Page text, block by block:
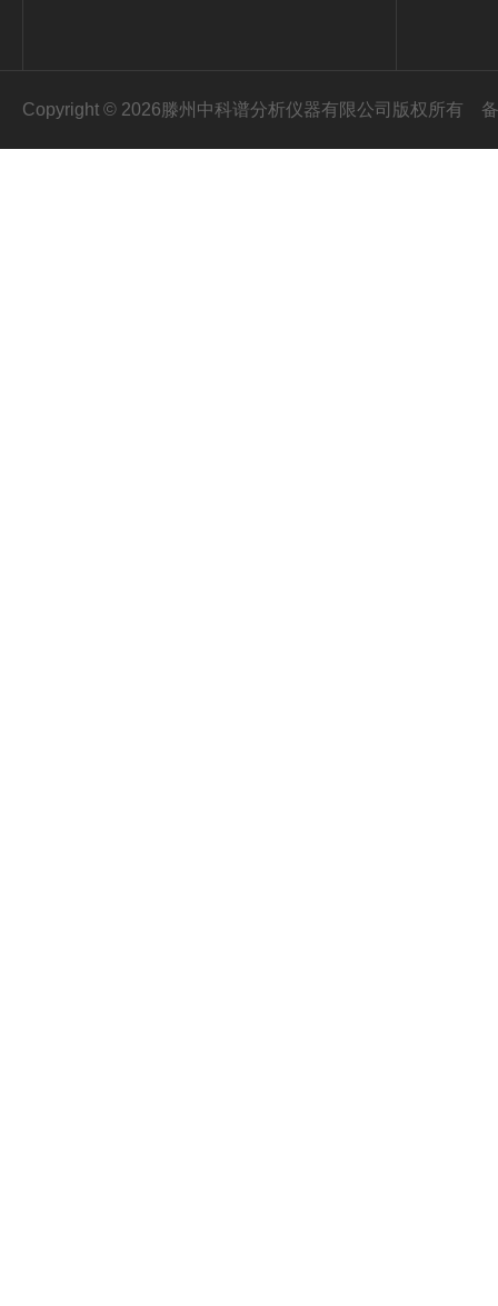
Copyright © 2026滕州中科谱分析仪器有限公司版权所有